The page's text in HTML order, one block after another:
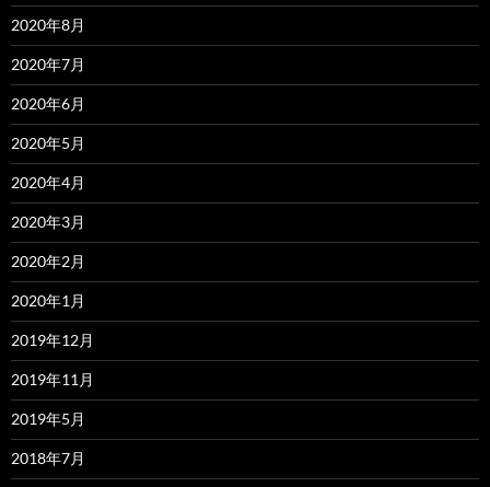
2020年8月
2020年7月
2020年6月
2020年5月
2020年4月
2020年3月
2020年2月
2020年1月
2019年12月
2019年11月
2019年5月
2018年7月